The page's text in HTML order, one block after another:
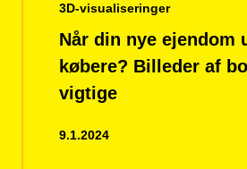
3D-visualiseringer
Når din nye ejendom
købere? Billeder af
vigtige
9.1.2024